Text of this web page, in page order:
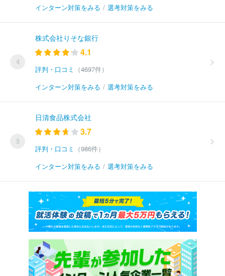
インターン対策をみる / 選考対策をみる
4
株式会社りそな銀行
4.1
評判・口コミ
（4697件）
インターン対策をみる / 選考対策をみる
5
日清食品株式会社
3.7
評判・口コミ
（986件）
インターン対策をみる / 選考対策をみる